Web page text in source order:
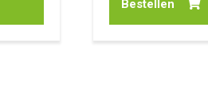
Bestellen